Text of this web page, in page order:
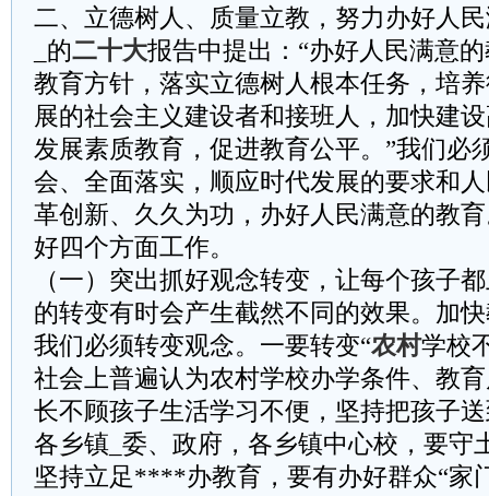
二、立德树人、质量立教，努力办好人
_的二十大报告中提出：“办好人民满意
教育方针，落实立德树人根本任务，培
展的社会主义建设者和接班人，加快建
发展素质教育，促进教育公平。”我们必
会、全面落实，顺应时代发展的要求和
革创新、久久为功，办好人民满意的教
好四个方面工作。
（一）突出抓好观念转变，让每个孩子
的转变有时会产生截然不同的效果。加
我们必须转变观念。一要转变“农村学校
社会上普遍认为农村学校办学条件、教
长不顾孩子生活学习不便，坚持把孩子
各乡镇_委、政府，各乡镇中心校，要守
坚持立足****办教育，要有办好群众“家